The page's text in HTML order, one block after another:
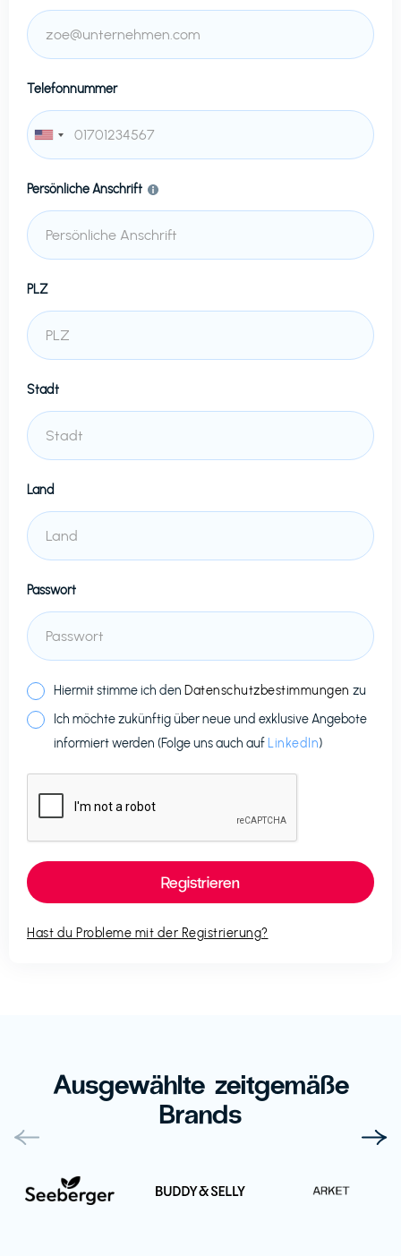
Telefonnummer
Persönliche Anschrift
PLZ
Stadt
Land
Passwort
Hiermit stimme ich den Datenschutzbestimmungen zu
Ich möchte zukünftig über neue und exklusive Angebote
informiert werden (Folge uns auch auf LinkedIn)
Hast du Probleme mit der Registrierung?
Ausgewählte zeitgemäße
Brands